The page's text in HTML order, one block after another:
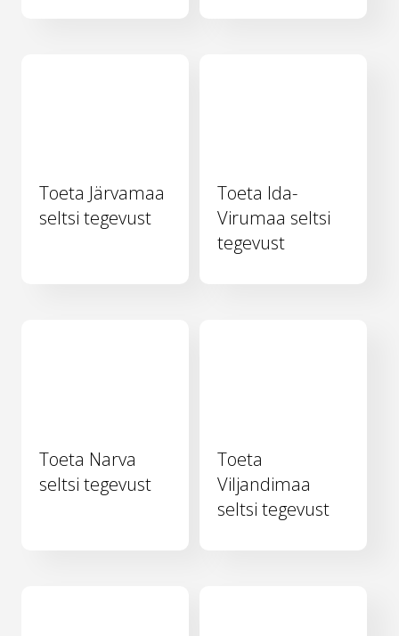
Toeta Järvamaa
seltsi tegevust
Toeta Ida-
Virumaa seltsi
tegevust
Toeta Narva
seltsi tegevust
Toeta
Viljandimaa
seltsi tegevust